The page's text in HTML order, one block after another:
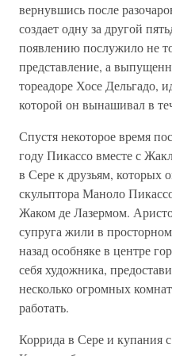
вернувшись после
создает одну за другой
появлению послужило не
представление, а
тореадоре Хосе Дельгадо,
которой он вынашивал в
Спустя некоторое время
году Пикассо вместе с
в Сере к друзьям, которых
скульптора Маноло
Жаком де Лазермом.
супруга жили в
назад особняке в центре
себя художника,
несколько огромных
работать.
Коррида в Сере и купания